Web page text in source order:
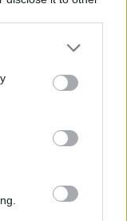
or more Google
You may click to
party tags to
in below Google
érkezett. A
közlemény
megénekelt”